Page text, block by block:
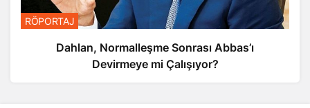
RÖPORTAJ
Dahlan, Normalleşme Sonrası Abbas’ı
Devirmeye mi Çalışıyor?